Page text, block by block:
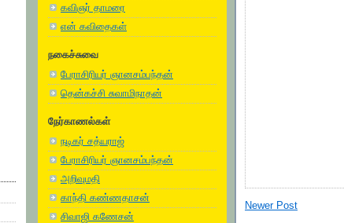
கவிஞர் தாமரை
என் கவிதைகள்
நகைச்சுவை
பேராசிரியர் ஞானசம்பந்தன்
தென்கச்சி சுவாமிநாதன்
நேர்காணல்கள்
நடிகர் சத்யராஜ்
பேராசிரியர் ஞானசம்பந்தன்
அறிவுமதி
காந்தி கண்ணதாசன்
சிவாஜி கணேசன்
Newer Post